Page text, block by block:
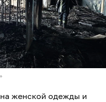
женской одежды и